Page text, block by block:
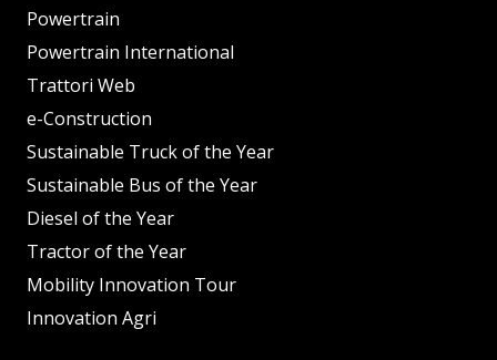
Powertrain
Powertrain International
Trattori Web
e-Construction
Sustainable Truck of the Year
Sustainable Bus of the Year
Diesel of the Year
Tractor of the Year
Mobility Innovation Tour
Innovation Agri